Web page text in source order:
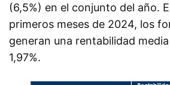
(6,5%) en el conjunto del año.
primeros meses de 2024, los
generan una rentabilidad
1,97%.